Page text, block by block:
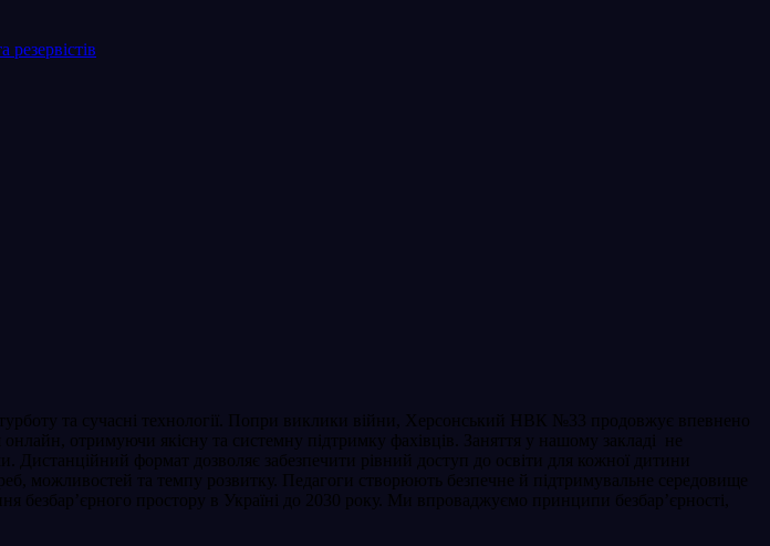
резервістів
та сучасні технології. Попри виклики війни, Херсонський НВК №33 продовжує впевнено
отримуючи якісну та системну підтримку фахівців. Заняття у нашому закладі не
формат дозволяє забезпечити рівний доступ до освіти для кожної дитини
можливостей та темпу розвитку. Педагоги створюють безпечне й підтримувальне середовище
безбар’єрного простору в Україні до 2030 року. Ми впроваджуємо принципи безбар’єрності,